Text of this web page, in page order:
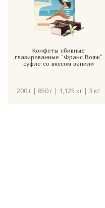
Конфеты сбивные
глазированные "Франс Вояж"
суфле со вкусом ванили
200 г | 850 г | 1,125 кг | 3 кг